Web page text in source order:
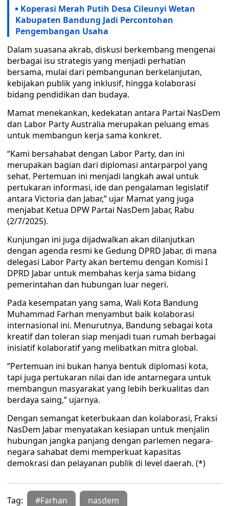
Koperasi Merah Putih Desa Cileunyi Wetan
Kabupaten Bandung Jadi Percontohan
Pengembangan Usaha
Dalam suasana akrab, diskusi berkembang mengenai
berbagai isu strategis yang menjadi perhatian
bersama, mulai dari pembangunan berkelanjutan,
kebijakan publik yang inklusif, hingga kolaborasi
bidang pendidikan dan budaya.
Mamat menekankan, kedekatan antara Partai NasDem
dan Labor Party Australia merupakan peluang emas
untuk membangun kerja sama konkret.
“Kami bersahabat dengan Labor Party, dan ini
merupakan bagian dari diplomasi antarparpol yang
sehat. Pertemuan ini menjadi langkah awal untuk
pertukaran informasi, ide dan pengalaman legislatif
antara Victoria dan Jabar,” ujar Mamat yang juga
menjabat Ketua DPW Partai NasDem Jabar, Rabu
(2/7/2025).
Kunjungan ini juga dijadwalkan akan dilanjutkan
dengan agenda resmi ke Gedung DPRD Jabar, di mana
delegasi Labor Party akan bertemu dengan Komisi I
DPRD Jabar untuk membahas kerja sama bidang
pemerintahan dan hubungan luar negeri.
Pada kesempatan yang sama, Wali Kota Bandung
Muhammad Farhan menyambut baik kolaborasi
internasional ini. Menurutnya, Bandung sebagai kota
kreatif dan toleran siap menjadi tuan rumah berbagai
inisiatif kolaboratif yang melibatkan mitra global.
“Pertemuan ini bukan hanya bentuk diplomasi kota,
tapi juga pertukaran nilai dan ide antarnegara untuk
membangun masyarakat yang lebih berkualitas dan
berdaya saing,” ujarnya.
Dengan semangat keterbukaan dan kolaborasi, Fraksi
NasDem Jabar menyatakan kesiapan untuk menjalin
hubungan jangka panjang dengan parlemen negara-
negara sahabat demi memperkuat kapasitas
demokrasi dan pelayanan publik di level daerah. (*)
Tag: #Farhan nasdem